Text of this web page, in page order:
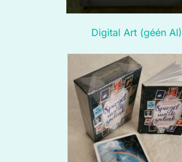
Digital Art (géén AI)